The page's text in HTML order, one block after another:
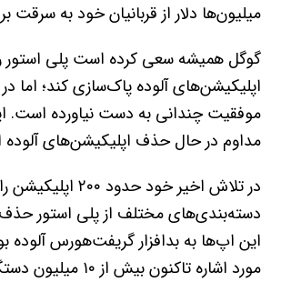
میلیون‌ها دلار از قربانیان خود به سرقت
گوگل همیشه سعی کرده است پلی‌ استور
اپلیکیشن‌های آلوده پاک‌سازی کند؛ اما در
موفقیت چندانی به‌ دست نیاورده است.
مداوم در حال حذف اپلیکیشن‌های
در تلاش اخیر خود حدود ۲۰۰
دسته‌بندی‌های مختلف از پلی‌ استور
این اپ‌ها به بدافزار گریفت‌هورس آلوده
مورد اشاره تاکنون بیش